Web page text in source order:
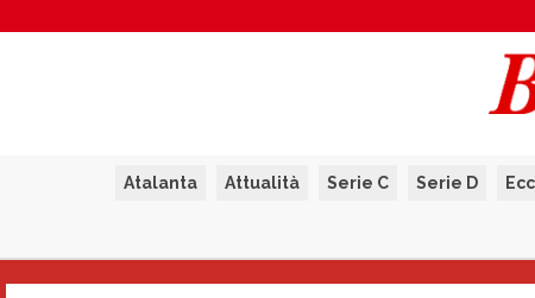
Atalanta Attualità Serie C Serie D